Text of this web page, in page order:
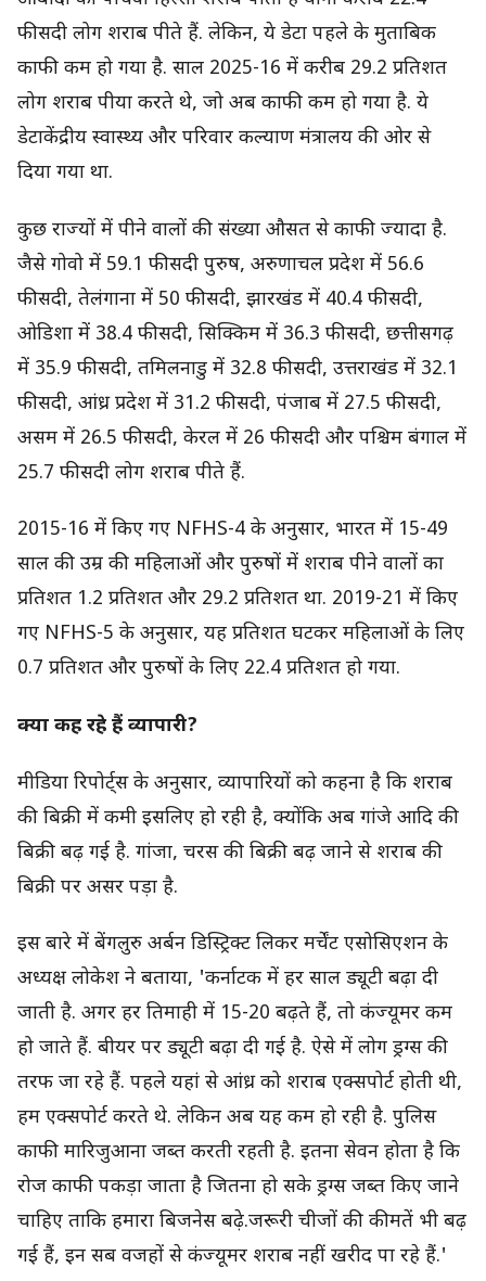
फीसदी लोग शराब पीते हैं. लेकिन, ये डेटा पहले के मुताबिक
काफी कम हो गया है. साल 2025-16 में करीब 29.2 प्रतिशत
लोग शराब पीया करते थे, जो अब काफी कम हो गया है. ये
डेटाकेंद्रीय स्वास्थ्य और परिवार कल्याण मंत्रालय की ओर से
दिया गया था.
कुछ राज्यों में पीने वालों की संख्या औसत से काफी ज्यादा है.
जैसे गोवो में 59.1 फीसदी पुरुष, अरुणाचल प्रदेश में 56.6
फीसदी, तेलंगाना में 50 फीसदी, झारखंड में 40.4 फीसदी,
ओडिशा में 38.4 फीसदी, सिक्किम में 36.3 फीसदी, छत्तीसगढ़
में 35.9 फीसदी, तमिलनाडु में 32.8 फीसदी, उत्तराखंड में 32.1
फीसदी, आंध्र प्रदेश में 31.2 फीसदी, पंजाब में 27.5 फीसदी,
असम में 26.5 फीसदी, केरल में 26 फीसदी और पश्चिम बंगाल में
25.7 फीसदी लोग शराब पीते हैं.
2015-16 में किए गए NFHS-4 के अनुसार, भारत में 15-49
साल की उम्र की महिलाओं और पुरुषों में शराब पीने वालों का
प्रतिशत 1.2 प्रतिशत और 29.2 प्रतिशत था. 2019-21 में किए
गए NFHS-5 के अनुसार, यह प्रतिशत घटकर महिलाओं के लिए
0.7 प्रतिशत और पुरुषों के लिए 22.4 प्रतिशत हो गया.
क्या कह रहे हैं व्यापारी?
मीडिया रिपोर्ट्स के अनुसार, व्यापारियों को कहना है कि शराब
की बिक्री में कमी इसलिए हो रही है, क्योंकि अब गांजे आदि की
बिक्री बढ़ गई है. गांजा, चरस की बिक्री बढ़ जाने से शराब की
बिक्री पर असर पड़ा है.
इस बारे में बेंगलुरु अर्बन डिस्ट्रिक्ट लिकर मर्चेंट एसोसिएशन के
अध्यक्ष लोकेश ने बताया, 'कर्नाटक में हर साल ड्यूटी बढ़ा दी
जाती है. अगर हर तिमाही में 15-20 बढ़ते हैं, तो कंज्यूमर कम
हो जाते हैं. बीयर पर ड्यूटी बढ़ा दी गई है. ऐसे में लोग ड्रग्स की
तरफ जा रहे हैं. पहले यहां से आंध्र को शराब एक्सपोर्ट होती थी,
हम एक्सपोर्ट करते थे. लेकिन अब यह कम हो रही है. पुलिस
काफी मारिजुआना जब्त करती रहती है. इतना सेवन होता है कि
रोज काफी पकड़ा जाता है जितना हो सके ड्रग्स जब्त किए जाने
चाहिए ताकि हमारा बिजनेस बढ़े.जरूरी चीजों की कीमतें भी बढ़
गई हैं, इन सब वजहों से कंज्यूमर शराब नहीं खरीद पा रहे हैं.'